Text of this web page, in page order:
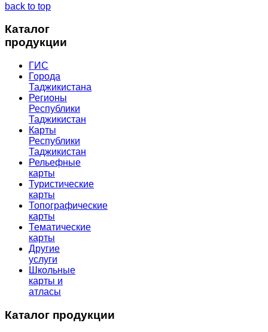
back to top
Каталог
продукции
ГИС
Города
Таджикистана
Регионы
Республики
Таджикистан
Карты
Республики
Таджикистан
Рельефные
карты
Туристические
карты
Топографические
карты
Тематические
карты
Другие
услуги
Школьные
карты и
атласы
Каталог продукции